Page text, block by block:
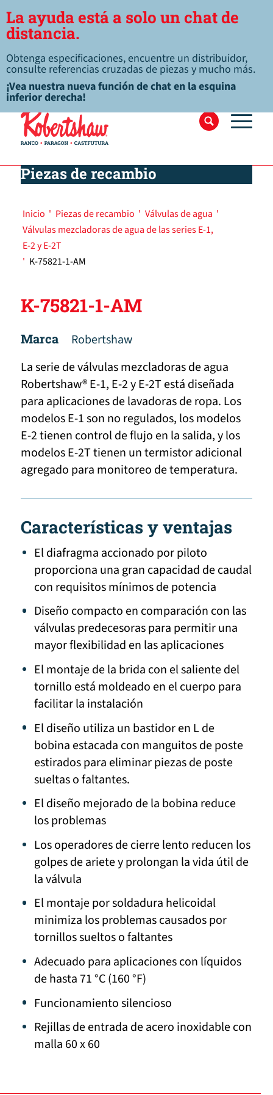
La ayuda está a solo un chat de
distancia.
Obtenga especificaciones, encuentre un distribuidor,
consulte referencias cruzadas de piezas y mucho más.
¡Vea nuestra nueva función de chat en la esquina
inferior derecha!
Piezas de recambio
Inicio ' Piezas de recambio ' Válvulas de agua '
Válvulas mezcladoras de agua de las series E-1,
E-2 y E-2T
' K-75821-1-AM
K-75821-1-AM
Marca
Robertshaw
La serie de válvulas mezcladoras de agua
Robertshaw® E-1, E-2 y E-2T está diseñada
para aplicaciones de lavadoras de ropa. Los
modelos E-1 son no regulados, los modelos
E-2 tienen control de flujo en la salida, y los
modelos E-2T tienen un termistor adicional
agregado para monitoreo de temperatura.
Características y ventajas
El diafragma accionado por piloto
proporciona una gran capacidad de caudal
con requisitos mínimos de potencia
Diseño compacto en comparación con las
válvulas predecesoras para permitir una
mayor flexibilidad en las aplicaciones
El montaje de la brida con el saliente del
tornillo está moldeado en el cuerpo para
facilitar la instalación
El diseño utiliza un bastidor en L de
bobina estacada con manguitos de poste
estirados para eliminar piezas de poste
sueltas o faltantes.
El diseño mejorado de la bobina reduce
los problemas
Los operadores de cierre lento reducen los
golpes de ariete y prolongan la vida útil de
la válvula
El montaje por soldadura helicoidal
minimiza los problemas causados por
tornillos sueltos o faltantes
Adecuado para aplicaciones con líquidos
de hasta 71 °C (160 °F)
Funcionamiento silencioso
Rejillas de entrada de acero inoxidable con
malla 60 x 60